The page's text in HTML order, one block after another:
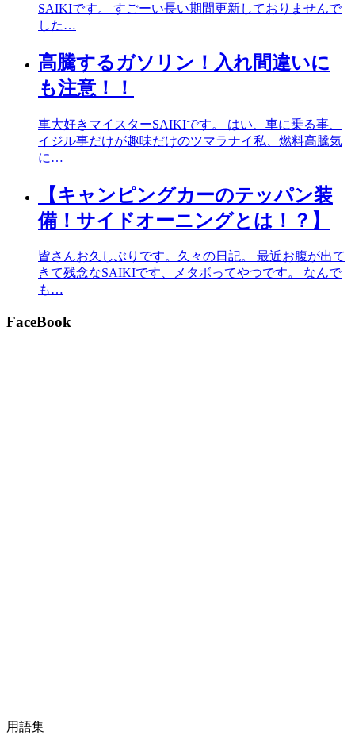
SAIKIです。 すごーい長い期間更新しておりませんで
した…
高騰するガソリン！入れ間違いに
も注意！！
車大好きマイスターSAIKIです。 はい、車に乗る事、
イジル事だけが趣味だけのツマラナイ私、燃料高騰気
に…
【キャンピングカーのテッパン装
備！サイドオーニングとは！？】
皆さんお久しぶりです。久々の日記。 最近お腹が出て
きて残念なSAIKIです、メタボってやつです。 なんで
も…
FaceBook
用語集